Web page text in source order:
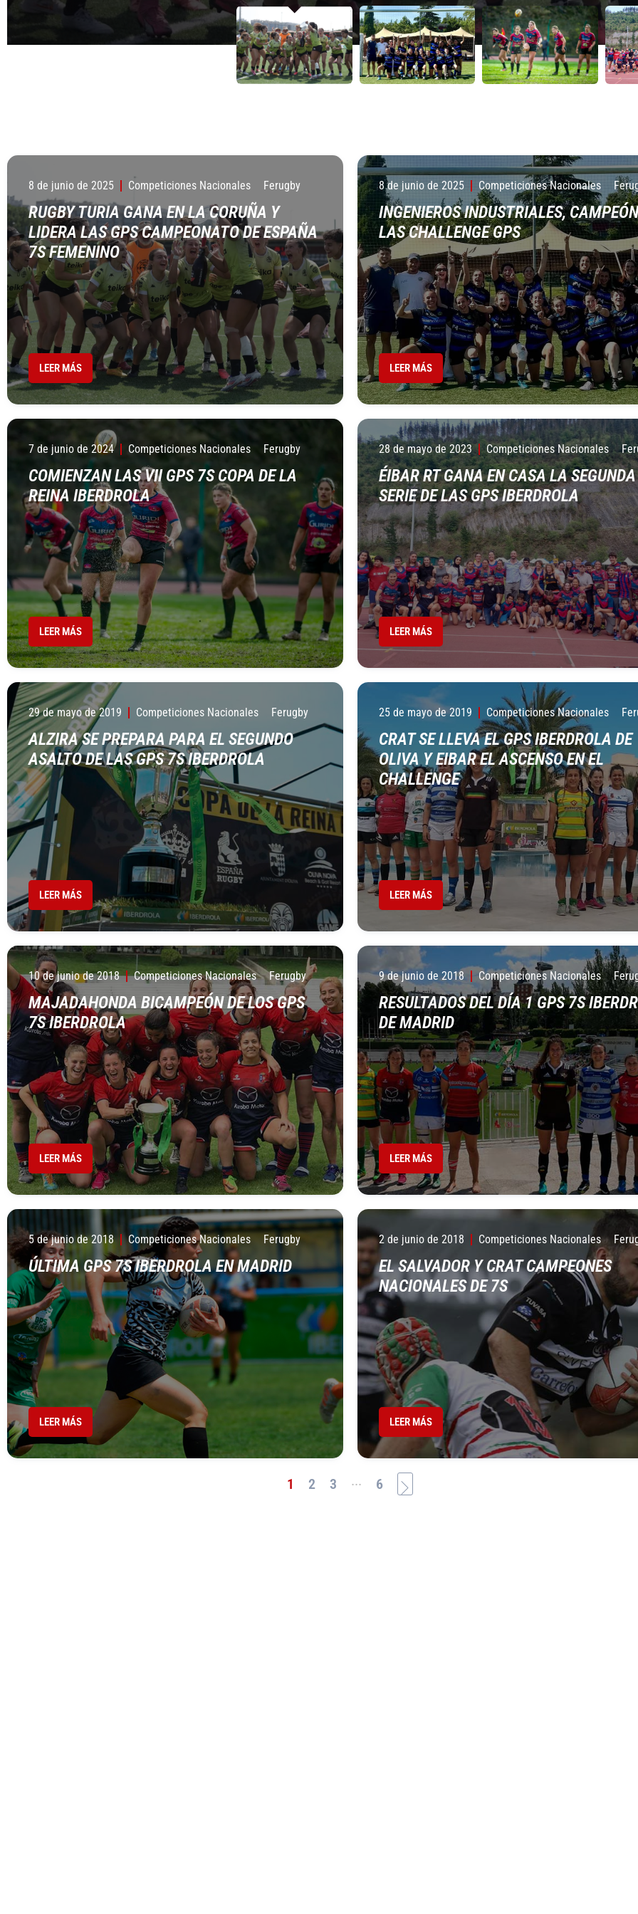
8 de junio de 2025 Competiciones Nacionales Ferugby
RUGBY TURIA GANA EN LA CORUÑA Y
LIDERA LAS GPS CAMPEONATO DE ESPAÑA
7S FEMENINO
LEER MÁS
8 de junio de 2025 Competiciones Nacionales
INGENIEROS INDUSTRIALES,
LAS CHALLENGE GPS
LEER MÁS
7 de junio de 2024 Competiciones Nacionales Ferugby
COMIENZAN LAS VII GPS 7S COPA DE LA
REINA IBERDROLA
LEER MÁS
28 de mayo de 2023 Competiciones Nacionales
ÉIBAR RT GANA EN CASA LA SEGUNDA
SERIE DE LAS GPS IBERDROLA
LEER MÁS
29 de mayo de 2019 Competiciones Nacionales Ferugby
ALZIRA SE PREPARA PARA EL SEGUNDO
ASALTO DE LAS GPS 7S IBERDROLA
LEER MÁS
25 de mayo de 2019 Competiciones Nacionales
CRAT SE LLEVA EL GPS IBERDROLA DE
OLIVA Y EIBAR EL ASCENSO EN EL
CHALLENGE
LEER MÁS
10 de junio de 2018 Competiciones Nacionales Ferugby
MAJADAHONDA BICAMPEÓN DE LOS GPS
7S IBERDROLA
LEER MÁS
9 de junio de 2018 Competiciones Nacionales
RESULTADOS DEL DÍA 1 GPS 7S
DE MADRID
LEER MÁS
5 de junio de 2018 Competiciones Nacionales Ferugby
ÚLTIMA GPS 7S IBERDROLA EN MADRID
LEER MÁS
2 de junio de 2018 Competiciones Nacionales
EL SALVADOR Y CRAT CAMPEONES
NACIONALES DE 7S
LEER MÁS
1 2 3 ... 6